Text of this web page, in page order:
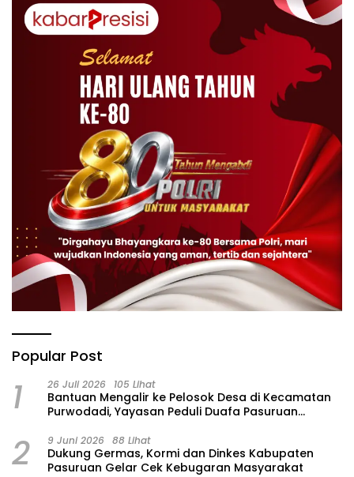
Popular Post
1 26 Juli 2026 105 Lihat
‎Bantuan Mengalir ke Pelosok Desa di Kecamatan
Purwodadi, Yayasan Peduli Duafa Pasuruan
2 9 Juni 2026 88 Lihat
Dukung Germas, Kormi dan Dinkes Kabupaten
Pasuruan Gelar Cek Kebugaran Masyarakat